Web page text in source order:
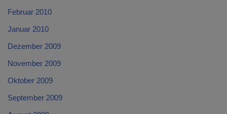
Februar 2010
Januar 2010
Dezember 2009
November 2009
Oktober 2009
September 2009